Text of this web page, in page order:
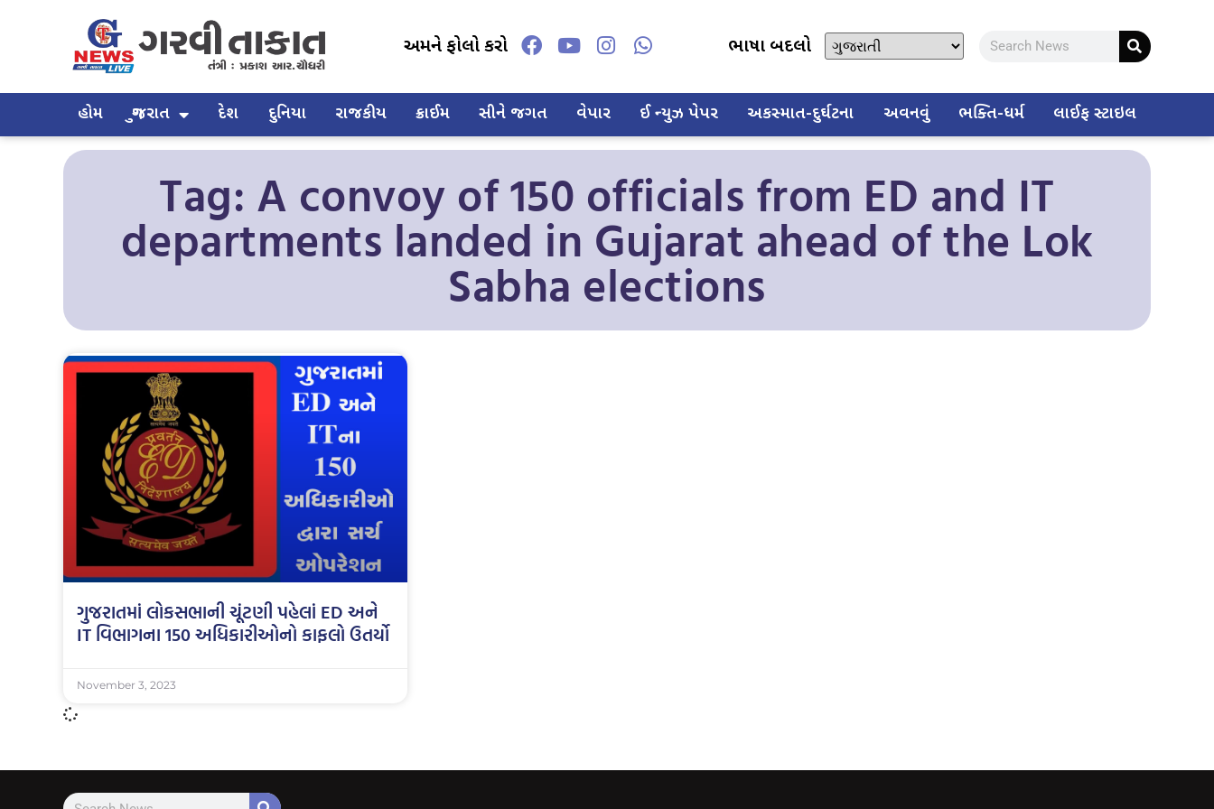
અમને ફોલો કરો ભાષા બદલો
હોમ ગુજરાત દેશ દુનિયા રાજકીય ક્રાઈમ સીને જગત વેપાર ઈ ન્યુઝ પેપર અકસ્માત-દુર્ઘટના અવનવું ભક્તિ-ધર્મ લાઈફ સ્ટાઇલ
Tag: A convoy of 150 officials from ED and IT
departments landed in Gujarat ahead of the Lok
Sabha elections
ગુજરાતમાં લોકસભાની ચૂંટણી પહેલાં ED અને
IT વિભાગના 150 અધિકારીઓનો કાફલો ઉતર્યો
November 3, 2023